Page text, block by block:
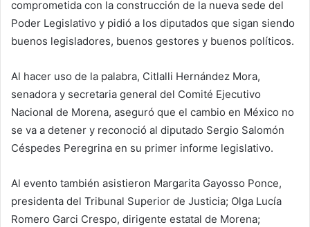
comprometida con la construcción de la nueva sede del
Poder Legislativo y pidió a los diputados que sigan siendo
buenos legisladores, buenos gestores y buenos políticos.
Al hacer uso de la palabra, Citlalli Hernández Mora,
senadora y secretaria general del Comité Ejecutivo
Nacional de Morena, aseguró que el cambio en México no
se va a detener y reconoció al diputado Sergio Salomón
Céspedes Peregrina en su primer informe legislativo.
Al evento también asistieron Margarita Gayosso Ponce,
presidenta del Tribunal Superior de Justicia; Olga Lucía
Romero Garci Crespo, dirigente estatal de Morena;